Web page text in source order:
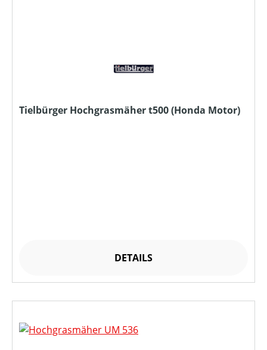
Tielbürger Hochgrasmäher t500 (Honda Motor)
DETAILS